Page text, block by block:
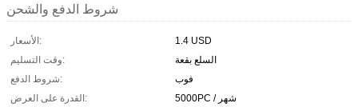
شروط الدفع والشحن
الأسعار:
1.4 USD
وقت التسليم:
السلع بقعة
شروط الدفع:
فوب
القدرة على العرض:
5000PC / شهر